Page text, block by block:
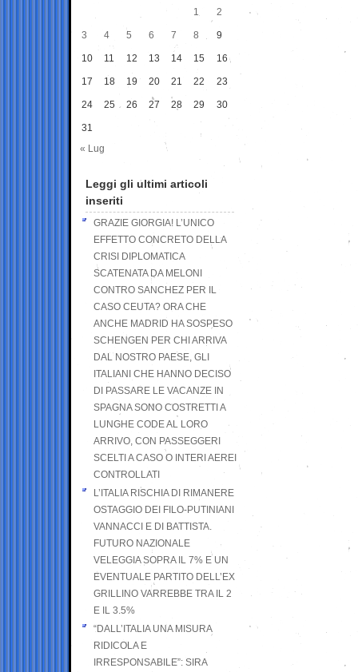
1
2
3 4 5 6 7 8 9
10 11 12 13 14 15 16
17 18 19 20 21 22 23
24 25 26 27 28 29 30
31
« Lug
Leggi gli ultimi articoli
inseriti
GRAZIE GIORGIA! L’UNICO
EFFETTO CONCRETO DELLA
CRISI DIPLOMATICA
SCATENATA DA MELONI
CONTRO SANCHEZ PER IL
CASO CEUTA? ORA CHE
ANCHE MADRID HA SOSPESO
SCHENGEN PER CHI ARRIVA
DAL NOSTRO PAESE, GLI
ITALIANI CHE HANNO DECISO
DI PASSARE LE VACANZE IN
SPAGNA SONO COSTRETTI A
LUNGHE CODE AL LORO
ARRIVO, CON PASSEGGERI
SCELTI A CASO O INTERI AEREI
CONTROLLATI
L’ITALIA RISCHIA DI RIMANERE
OSTAGGIO DEI FILO-PUTINIANI
VANNACCI E DI BATTISTA.
FUTURO NAZIONALE
VELEGGIA SOPRA IL 7% E UN
EVENTUALE PARTITO DELL’EX
GRILLINO VARREBBE TRA IL 2
E IL 3.5%
“DALL’ITALIA UNA MISURA
RIDICOLA E
IRRESPONSABILE”: SIRA